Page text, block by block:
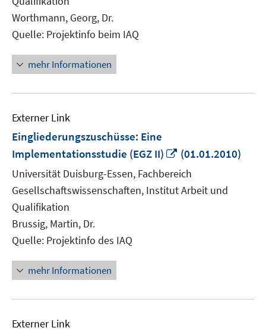
Worthmann, Georg, Dr.
Quelle: Projektinfo beim IAQ
mehr Informationen
Externer Link
Eingliederungszuschüsse: Eine
Implementationsstudie (EGZ II)
In
neuem
Fenster
öffnen
(01.01.2010)
Universität Duisburg-Essen, Fachbereich
Gesellschaftswissenschaften, Institut Arbeit und
Qualifikation
Brussig, Martin, Dr.
Quelle: Projektinfo des IAQ
mehr Informationen
Externer Link